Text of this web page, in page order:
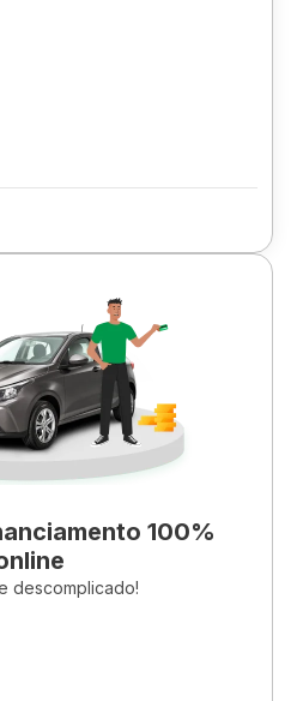
100%
descomplicado!